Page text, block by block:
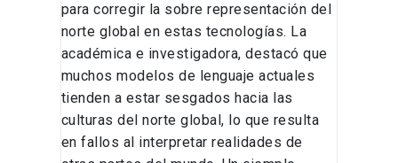
para corregir la sobre representación del
norte global en estas tecnologías. La
académica e investigadora, destacó que
muchos modelos de lenguaje actuales
tienden a estar sesgados hacia las
culturas del norte global, lo que resulta
en fallos al interpretar realidades de